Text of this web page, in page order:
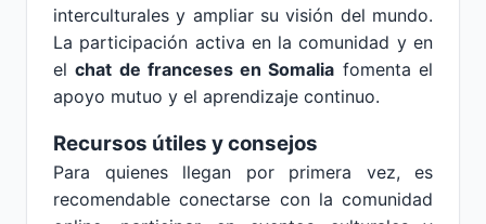
interculturales y ampliar su visión del mundo.
La participación activa en la comunidad y en
elchat de franceses en Somalia fomenta el
apoyo mutuo y el aprendizaje continuo.
Recursos útiles y consejos
Para quienes llegan por primera vez, es
recomendable conectarse con la comunidad